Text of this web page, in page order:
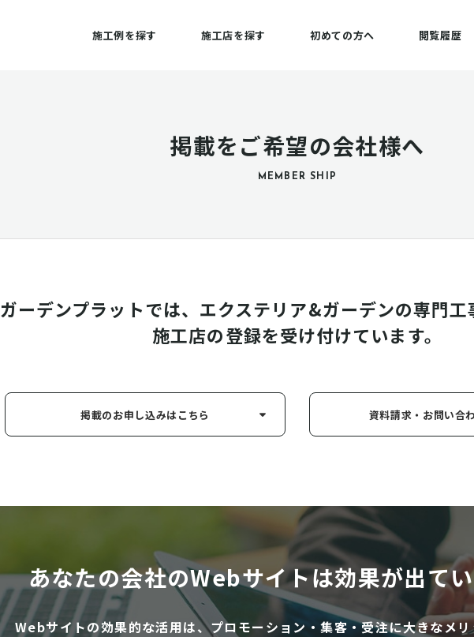
施工例を探す 施工店を探す 初めての方へ 閲覧履歴
掲載をご希望の会社様へ
MEMBER SHIP
ガーデンプラットでは、エクステリア&ガーデンの専門工
施工店の登録を受け付けています。
掲載のお申し込みはこちら 資料請求・お問い合
あなたの会社のWebサイトは効果が出て
Webサイトの効果的な活用は、プロモーション・集客・受注に大きなメ